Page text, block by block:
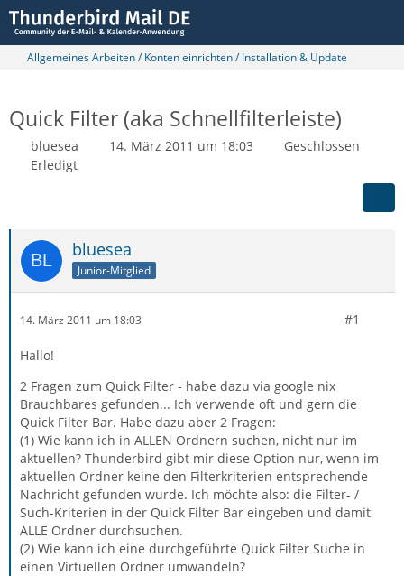
Allgemeines Arbeiten / Konten einrichten / Installation & Update
Quick Filter (aka Schnellfilterleiste)
bluesea 14. März 2011 um 18:03
Geschlossen
Erledigt
bluesea
Junior-Mitglied
14. März 2011 um 18:03 #1
Hallo!
2 Fragen zum Quick Filter - habe dazu via google nix
Brauchbares gefunden... Ich verwende oft und gern die
Quick Filter Bar. Habe dazu aber 2 Fragen:
(1) Wie kann ich in ALLEN Ordnern suchen, nicht nur im
aktuellen? Thunderbird gibt mir diese Option nur, wenn im
aktuellen Ordner keine den Filterkriterien entsprechende
Nachricht gefunden wurde. Ich möchte also: die Filter- /
Such-Kriterien in der Quick Filter Bar eingeben und damit
ALLE Ordner durchsuchen.
(2) Wie kann ich eine durchgeführte Quick Filter Suche in
einen Virtuellen Ordner umwandeln?